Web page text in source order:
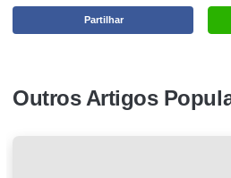
Partilhar
Outros Artigos